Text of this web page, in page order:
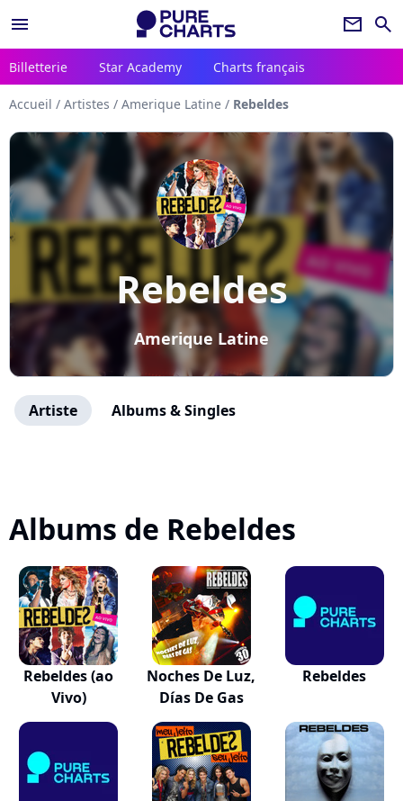
menu newsletter search
Billetterie Star Academy Charts français
Accueil / Artistes / Amerique Latine / Rebeldes
Rebeldes
Amerique Latine
Artiste Albums & Singles
Albums de Rebeldes
Rebeldes (ao
Vivo)
Noches De Luz,
Días De Gas
Rebeldes